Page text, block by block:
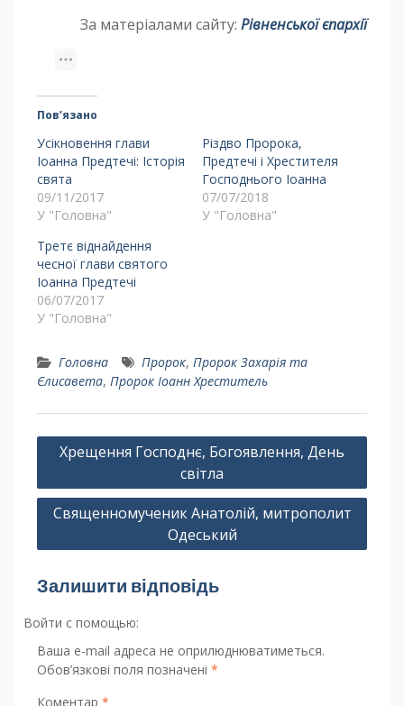
За матеріалами сайту:Рівненської єпархії
Пов’язано
Усікновення глави
Іоанна Предтечі: Історія
свята
09/11/2017
У "Головна"
Різдво Пророка,
Предтечі і Хрестителя
Господнього Іоанна
07/07/2018
У "Головна"
Третє віднайдення
чесної глави святого
Іоанна Предтечі
06/07/2017
У "Головна"
Головна Пророк, Пророк Захарія та
Єлисавета, Пророк Іоанн Хреститель
Хрещення Господнє, Богоявлення, День
світла
Священномученик Анатолій, митрополит
Одеський
Залишити відповідь
Войти с помощью:
Ваша e-mail адреса не оприлюднюватиметься.
Обов’язкові поля позначені *
Коментар *